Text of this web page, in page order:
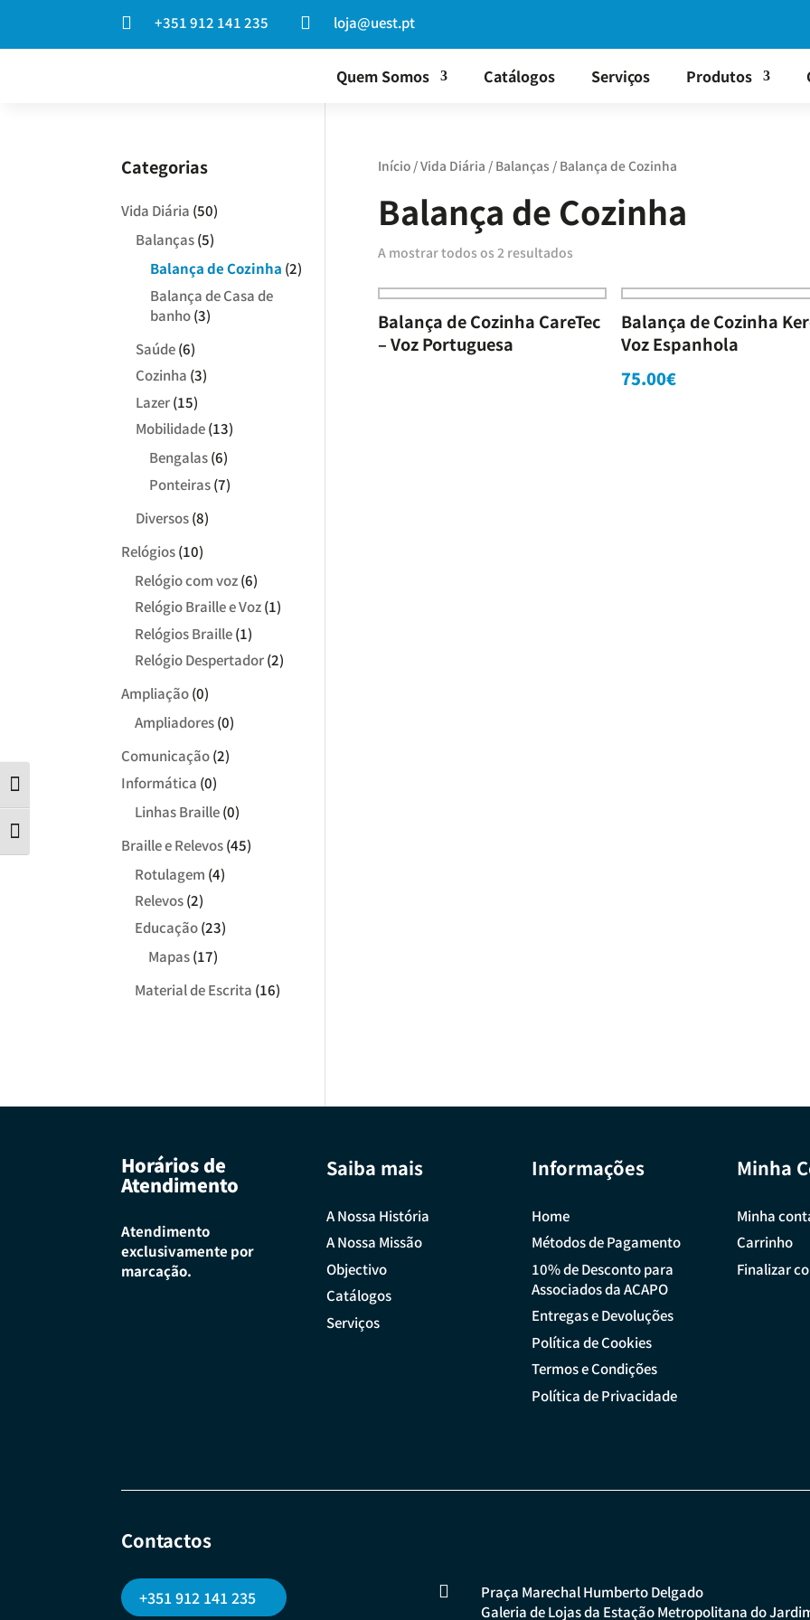
Contraste
Tamanho da letra
 +351 912 141 235  loja@uest.pt
Quem Somos Catálogos Serviços Produtos
Início/Vida Diária / Balanças / Balança de Cozinha
Balança de Cozinha
A mostrar todos os 2 resultados
Balança de Cozinha CareTec
– Voz Portuguesa
Balança de Cozinha
Voz Espanhola
75.00€
Categorias
Vida Diária (50)
Balanças(5)
Balança de Cozinha (2)
Balança de Casa de
banho(3)
Saúde(6)
Cozinha (3)
Lazer(15)
Mobilidade(13)
Bengalas(6)
Ponteiras(7)
Diversos(8)
Relógios(10)
Relógio com voz(6)
Relógio Braille e Voz(1)
Relógios Braille(1)
Relógio Despertador(2)
Ampliação(0)
Ampliadores(0)
Comunicação(2)
Informática (0)
Linhas Braille(0)
Braille e Relevos(45)
Rotulagem (4)
Relevos(2)
Educação(23)
Mapas(17)
Material de Escrita (16)
Horários de
Atendimento
Atendimento
exclusivamente por
marcação.
Saiba mais
A Nossa História
A Nossa Missão
Objectivo
Catálogos
Serviços
Informações
Home
Métodos de Pagamento
10% de Desconto para
Associados da ACAPO
Entregas e Devoluções
Política de Cookies
Termos e Condições
Política de Privacidade
Minha
Minha
Carrinho
Finalizar
Contactos
+351 912 141 235 
Praça Marechal Humberto Delgado
Galeria de Lojas da Estação Metropolitana do